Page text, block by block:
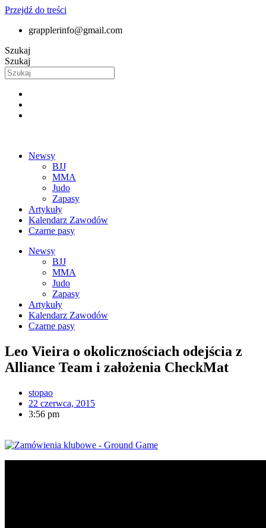
Przejdź do treści
grapplerinfo@gmail.com
Szukaj
Szukaj
Newsy
BJJ
MMA
Judo
Zapasy
Artykuły
Kalendarz Zawodów
Czarne pasy
Newsy
BJJ
MMA
Judo
Zapasy
Artykuły
Kalendarz Zawodów
Czarne pasy
Leo Vieira o okolicznościach odejścia z
Alliance Team i założenia CheckMat
stopao
22 czerwca, 2015
3:56 pm